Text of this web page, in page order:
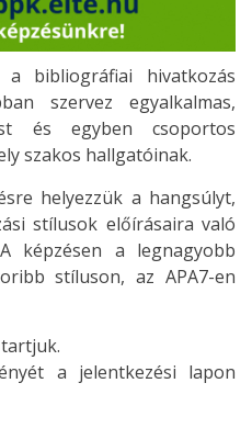
bibliográfiai hivatkozás
szervez egyalkalmas,
és egyben csoportos
szakos hallgatóinak.
helyezzük a hangsúlyt,
stílusok előírásaira való
képzésen a legnagyobb
stíluson, az APA7-en
a jelentkezési lapon